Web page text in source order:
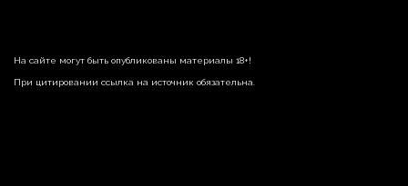
На сайте могут быть опубликованы материалы 18+!
При цитировании ссылка на источник обязательна.